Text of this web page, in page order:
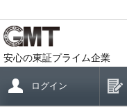
安心の東証プライム企業
ログイン